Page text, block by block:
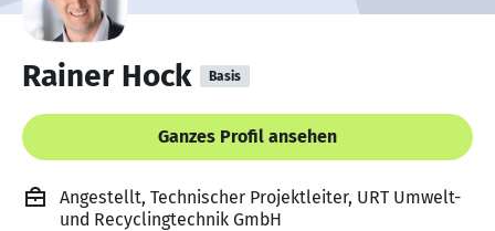
Rainer Hock Basis
Ganzes Profil ansehen
Angestellt, Technischer Projektleiter, URT Umwelt-
und Recyclingtechnik GmbH